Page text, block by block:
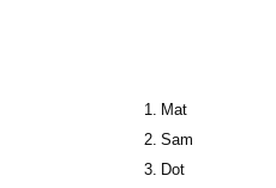
1. Mat
2. Sam
3. Dot